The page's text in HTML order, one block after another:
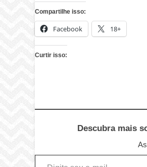
Compartilhe isso:
Facebook 18+
Curtir isso:
Descubra mais
Digite seu e-mail…